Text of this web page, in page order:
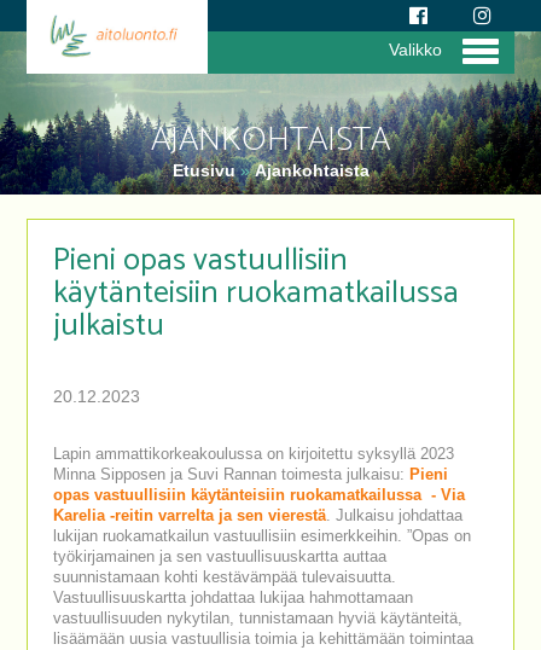
AJANKOHTAISTA
Etusivu»Ajankohtaista
Valikko
Pieni opas vastuullisiin
käytänteisiin ruokamatkailussa
julkaistu
20.12.2023
Lapin ammattikorkeakoulussa on kirjoitettu syksyllä 2023
Minna Sipposen ja Suvi Rannan toimesta julkaisu: Pieni
opas vastuullisiin käytänteisiin ruokamatkailussa - Via
Karelia -reitin varrelta ja sen vierestä. Julkaisu johdattaa
lukijan ruokamatkailun vastuullisiin esimerkkeihin. ”Opas on
työkirjamainen ja sen vastuullisuuskartta auttaa
suunnistamaan kohti kestävämpää tulevaisuutta.
Vastuullisuuskartta johdattaa lukijaa hahmottamaan
vastuullisuuden nykytilan, tunnistamaan hyviä käytänteitä,
lisäämään uusia vastuullisia toimia ja kehittämään toimintaa